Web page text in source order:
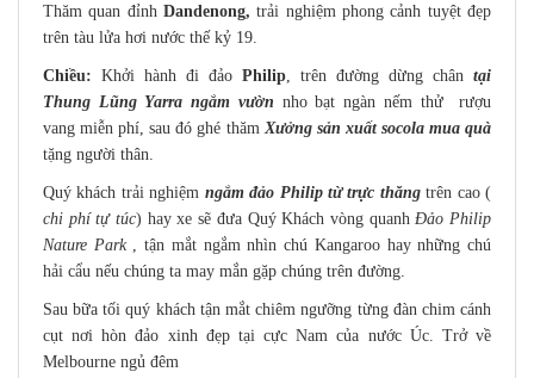
Thăm quan đỉnh Dandenong, trải nghiệm phong cảnh tuyệt đẹp
trên tàu lửa hơi nước thế kỷ 19.
Chiều: Khởi hành đi đảo Philip , trên đường dừng chân tại
Thung Lũng Yarra ngắm vườn nho bạt ngàn nếm thử rượu
vang miễn phí, sau đó ghé thăm Xưởng sản xuất socola mua quà
tặng người thân.
Quý khách trải nghiệm ngắm đảo Philip từ trực thăngtrên cao (
chi phí tự túc) hay xe sẽ đưa Quý Khách vòng quanh Đảo Philip
Nature Park
, tận mắt ngắm nhìn chú Kangaroo hay những chú
hải cẩu nếu chúng ta may mắn gặp chúng trên đường.
Sau bữa tối quý khách tận mắt chiêm ngưỡng từng đàn chim cánh
cụt nơi hòn đảo xinh đẹp tại cực Nam của nước Úc. Trở về
Melbourne ngủ đêm